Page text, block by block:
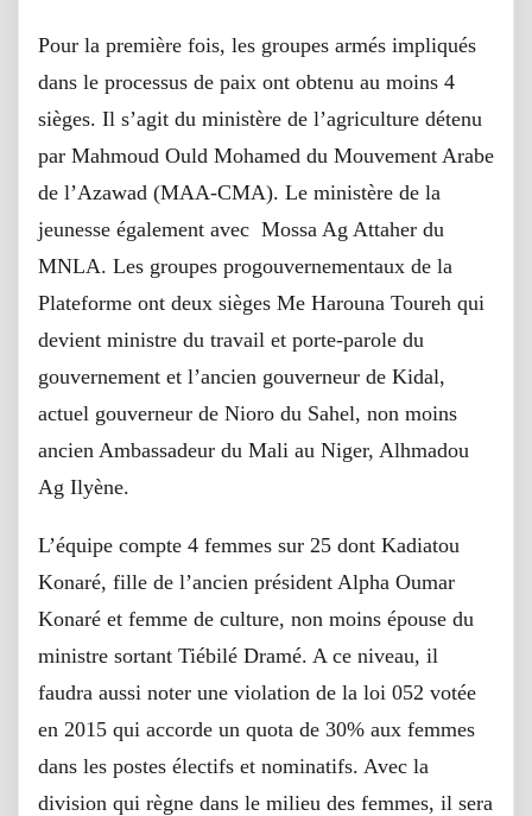
Pour la première fois, les groupes armés impliqués
dans le processus de paix ont obtenu au moins 4
sièges. Il s’agit du ministère de l’agriculture détenu
par Mahmoud Ould Mohamed du Mouvement Arabe
de l’Azawad (MAA-CMA). Le ministère de la
jeunesse également avec Mossa Ag Attaher du
MNLA. Les groupes progouvernementaux de la
Plateforme ont deux sièges Me Harouna Toureh qui
devient ministre du travail et porte-parole du
gouvernement et l’ancien gouverneur de Kidal,
actuel gouverneur de Nioro du Sahel, non moins
ancien Ambassadeur du Mali au Niger, Alhmadou
Ag Ilyène.
L’équipe compte 4 femmes sur 25 dont Kadiatou
Konaré, fille de l’ancien président Alpha Oumar
Konaré et femme de culture, non moins épouse du
ministre sortant Tiébilé Dramé. A ce niveau, il
faudra aussi noter une violation de la loi 052 votée
en 2015 qui accorde un quota de 30% aux femmes
dans les postes électifs et nominatifs. Avec la
division qui règne dans le milieu des femmes, il sera